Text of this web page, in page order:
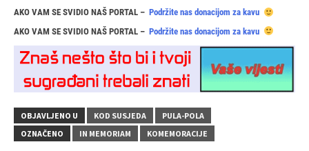
AKO VAM SE SVIDIO NAŠ PORTAL – Podržite nas donacijom za kavu
AKO VAM SE SVIDIO NAŠ PORTAL – Podržite nas donacijom za kavu
OBJAVLJENO U KOD SUSJEDA
PULA-POLA
OZNAČENO
IN MEMORIAM KOMEMORACIJE